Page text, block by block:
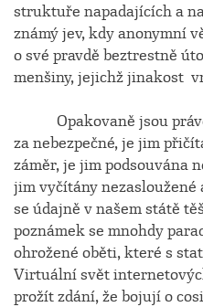
struktuře napadajících a
známý jev, kdy anonymní
o své pravdě beztrestně
menšiny, jejichž jinakost
Opakovaně jsou
za nebezpečné, je jim
záměr, je jim podsouvána
jim vyčítány nezasloužené
se údajně v našem státě
poznámek se mnohdy
ohrožené oběti, které s
Virtuální svět
prožít zdání, že bojují o